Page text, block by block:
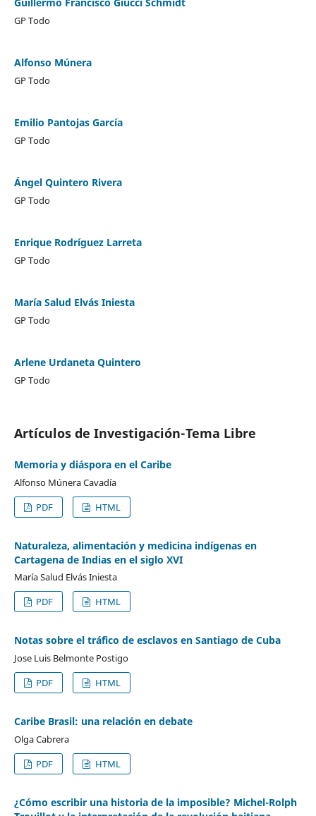
GP Todo
Alfonso Múnera
GP Todo
Emilio Pantojas García
GP Todo
Ángel Quintero Rivera
GP Todo
Enrique Rodríguez Larreta
GP Todo
María Salud Elvás Iniesta
GP Todo
Arlene Urdaneta Quintero
GP Todo
Artículos de Investigación-Tema Libre
Memoria y diáspora en el Caribe
Alfonso Múnera Cavadía
PDF
HTML
Naturaleza, alimentación y medicina indígenas en
Cartagena de Indias en el siglo XVI
María Salud Elvás Iniesta
PDF
HTML
Notas sobre el tráfico de esclavos en Santiago de Cuba
Jose Luis Belmonte Postigo
PDF
HTML
Caribe Brasil: una relación en debate
Olga Cabrera
PDF
HTML
¿Cómo escribir una historia de la imposible? Michel-Rolph